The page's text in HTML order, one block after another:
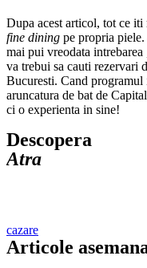
Dupa acest articol, tot ce iti
fine dining pe propria
mai pui vreodata
va trebui sa cauti rezervari
Bucuresti. Cand
aruncatura de bat de
ci o experienta in sine!
Descopera
Atra
cazare
Articole